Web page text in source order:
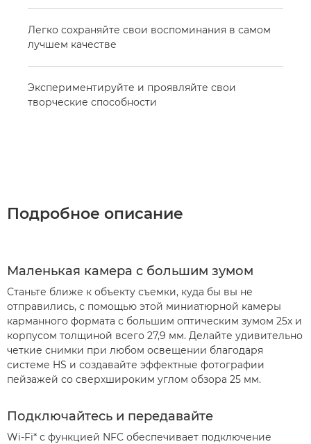
Легко сохраняйте свои воспоминания в самом
лучшем качестве
Экспериментируйте и проявляйте свои
творческие способности
Подробное описание
Маленькая камера с большим зумом
Станьте ближе к объекту съемки, куда бы вы не
отправились, с помощью этой миниатюрной камеры
карманного формата с большим оптическим зумом 25x и
корпусом толщиной всего 27,9 мм. Делайте удивительно
четкие снимки при любом освещении благодаря
системе HS и создавайте эффектные фотографии
пейзажей со сверхшироким углом обзора 25 мм.
Подключайтесь и передавайте
Wi-Fi* с функцией NFC обеспечивает подключение